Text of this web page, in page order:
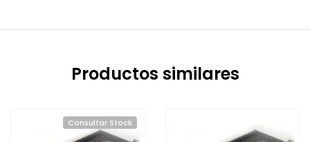
Productos similares
Consultar Stock